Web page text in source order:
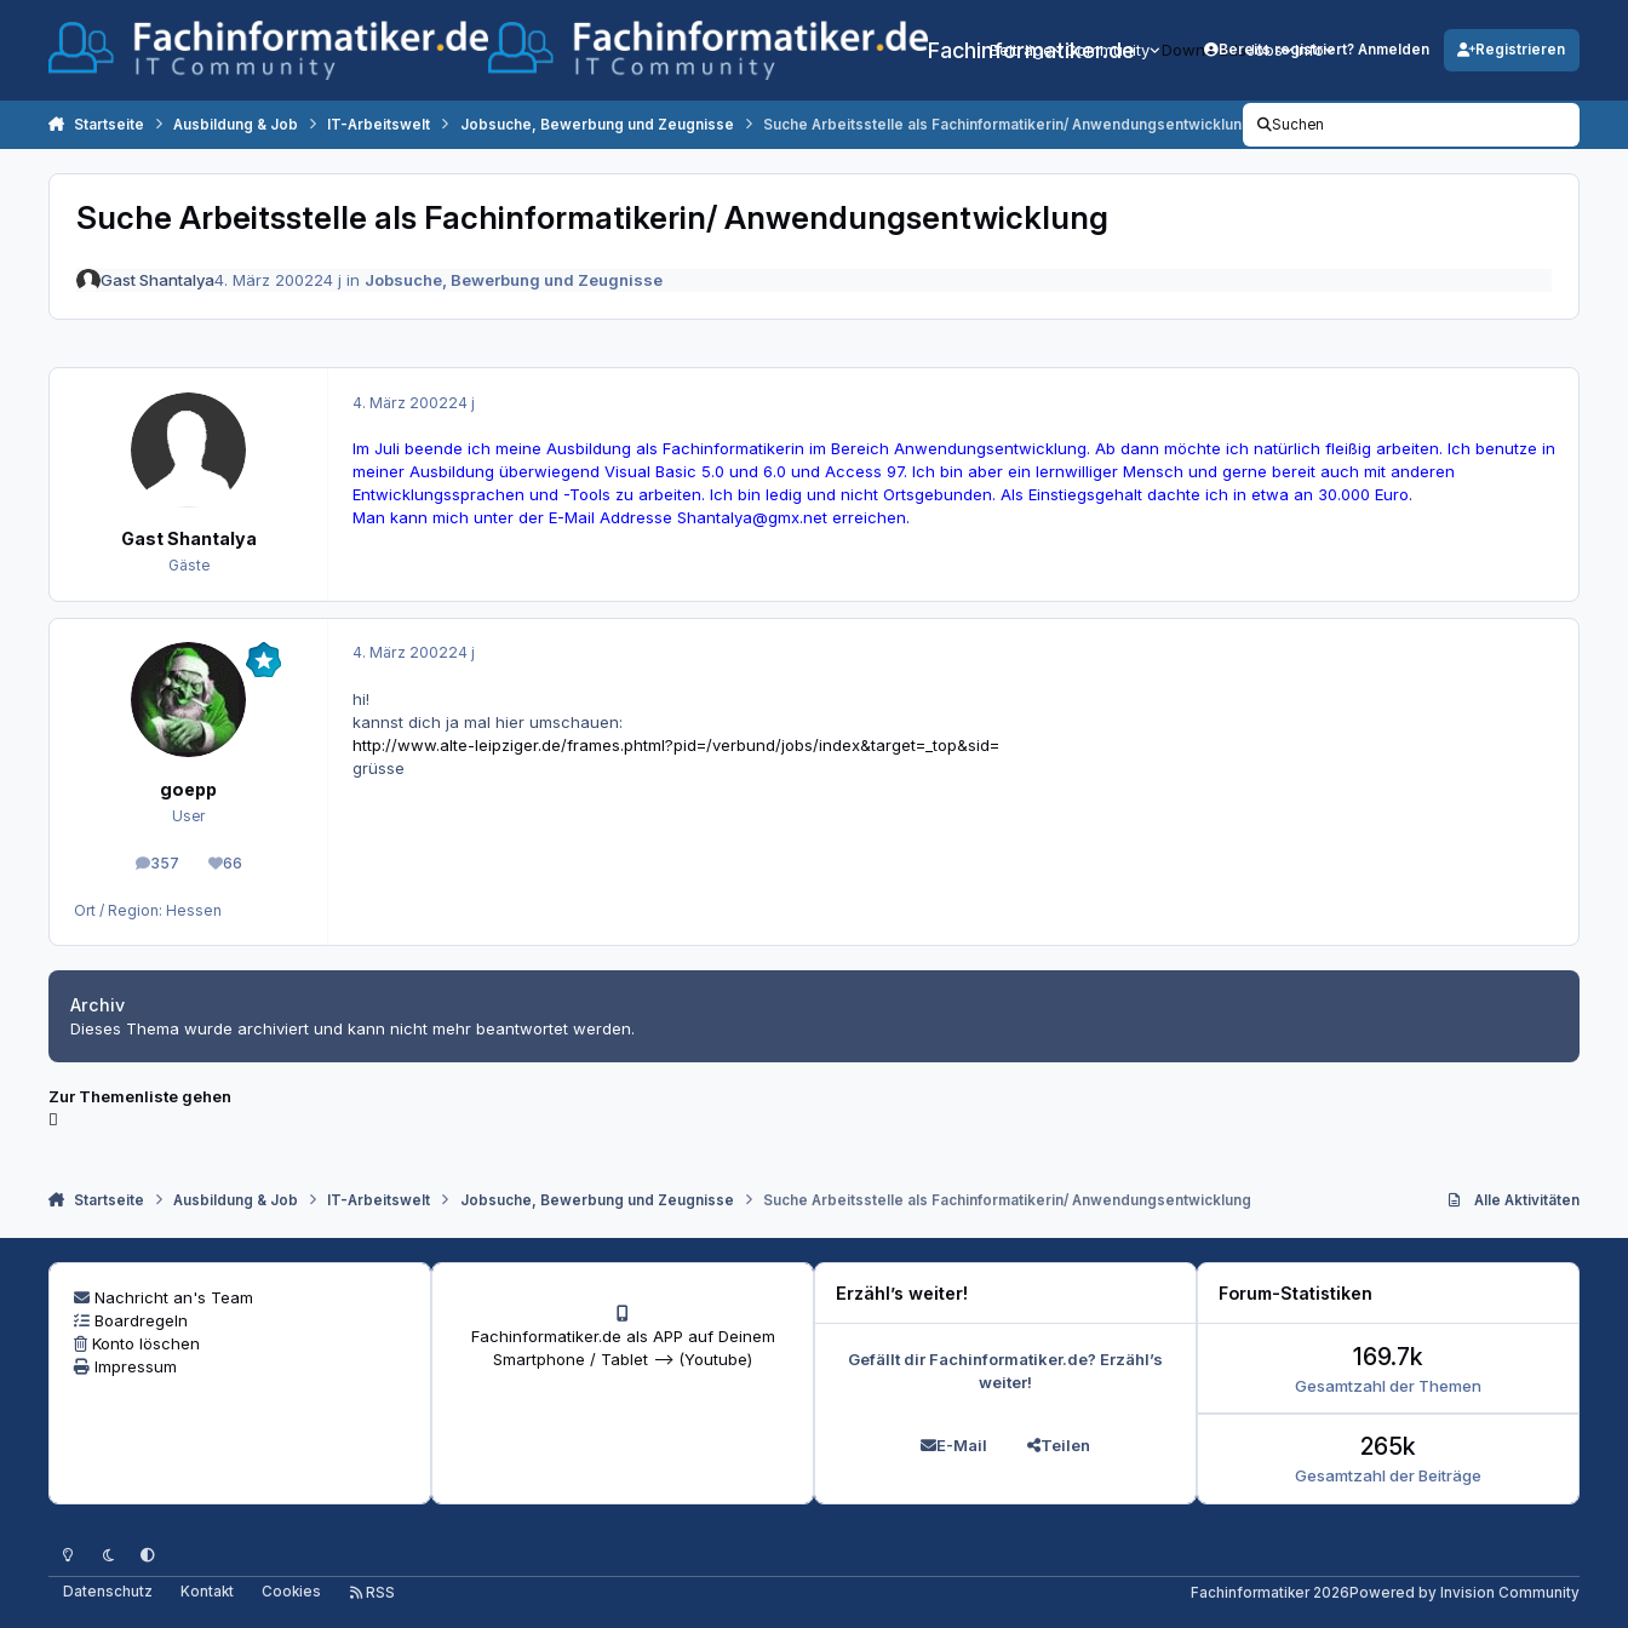
Fachinformatiker.de
Beiträge Community DownloadsJobs Info
Bereits registriert? Anmelden Registrieren
Startseite Ausbildung & Job IT-Arbeitswelt Jobsuche, Bewerbung und Zeugnisse Suche Arbeitsstelle als Fachinformatikerin/ Anwendungsentwicklung Suchen
Suche Arbeitsstelle als Fachinformatikerin/ Anwendungsentwicklung
Gast Shantalya4. März 200224 j in Jobsuche, Bewerbung und Zeugnisse
Gast Shantalya
Gäste
4. März 200224 j
Im Juli beende ich meine Ausbildung als Fachinformatikerin im Bereich Anwendungsentwicklung. Ab dann möchte ich natürlich fleißig arbeiten. Ich benutze in
meiner Ausbildung überwiegend Visual Basic 5.0 und 6.0 und Access 97. Ich bin aber ein lernwilliger Mensch und gerne bereit auch mit anderen
Entwicklungssprachen und -Tools zu arbeiten. Ich bin ledig und nicht Ortsgebunden. Als Einstiegsgehalt dachte ich in etwa an 30.000 Euro.
Man kann mich unter der E-Mail Addresse Shantalya@gmx.neterreichen.
goepp
User
357
Beiträge 66
Reputation
Ort / Region: Hessen
4. März 200224 j
hi!
kannst dich ja mal hier umschauen:
http://www.alte-leipziger.de/frames.phtml?pid=/verbund/jobs/index&target=_top&sid=
grüsse
Archiv
Dieses Thema wurde archiviert und kann nicht mehr beantwortet werden.
Zur Themenliste gehen
Startseite Ausbildung & Job IT-Arbeitswelt Jobsuche, Bewerbung und Zeugnisse Suche Arbeitsstelle als Fachinformatikerin/ Anwendungsentwicklung Alle Aktivitäten
Nachricht an's Team
Boardregeln
Konto löschen
Impressum
Fachinformatiker.de als APP auf Deinem
Smartphone / Tablet --> (Youtube)
Erzähl’s weiter!
Gefällt dir Fachinformatiker.de? Erzähl’s
weiter!
E-Mail Teilen
Forum-Statistiken
Gesamtzahl der Themen
169.7k
Gesamtzahl der Beiträge
265k
Heller ModusDunkler Modus
Systemeinstellung
Datenschutz Kontakt Cookies RSS Fachinformatiker 2026Powered by Invision Community